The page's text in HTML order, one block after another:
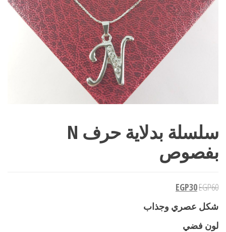
سلسلة بدلاية حرف N
بفصوص
EGP60
EGP30
شكل عصري وجذاب
لون فضي